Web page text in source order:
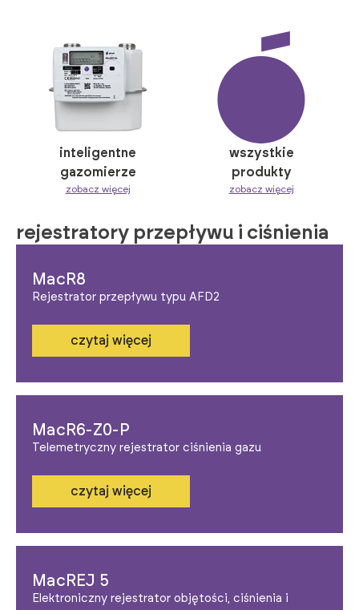
inteligentne
gazomierze
zobacz więcej
wszystkie
produkty
zobacz więcej
rejestratory przepływu i ciśnienia
MacR8
Rejestrator przepływu typu AFD2
czytaj więcej
MacR6-Z0-P
Telemetryczny rejestrator ciśnienia gazu
czytaj więcej
MacREJ 5
Elektroniczny rejestrator objętości, ciśnienia i